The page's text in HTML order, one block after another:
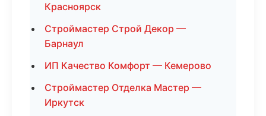
Красноярск
Строймастер Строй Декор —
Барнаул
ИП Качество Комфорт — Кемерово
Строймастер Отделка Мастер —
Иркутск